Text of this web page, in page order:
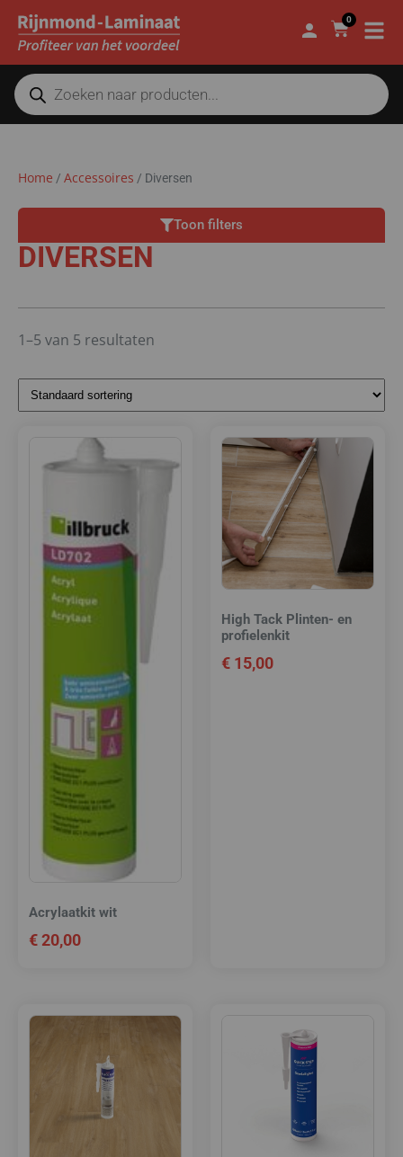
0
Home / Accessoires / Diversen
Toon filters
DIVERSEN
1–5 van 5 resultaten
Acrylaatkit wit
€20,00
High Tack Plinten- en
profielenkit
€ 15,00